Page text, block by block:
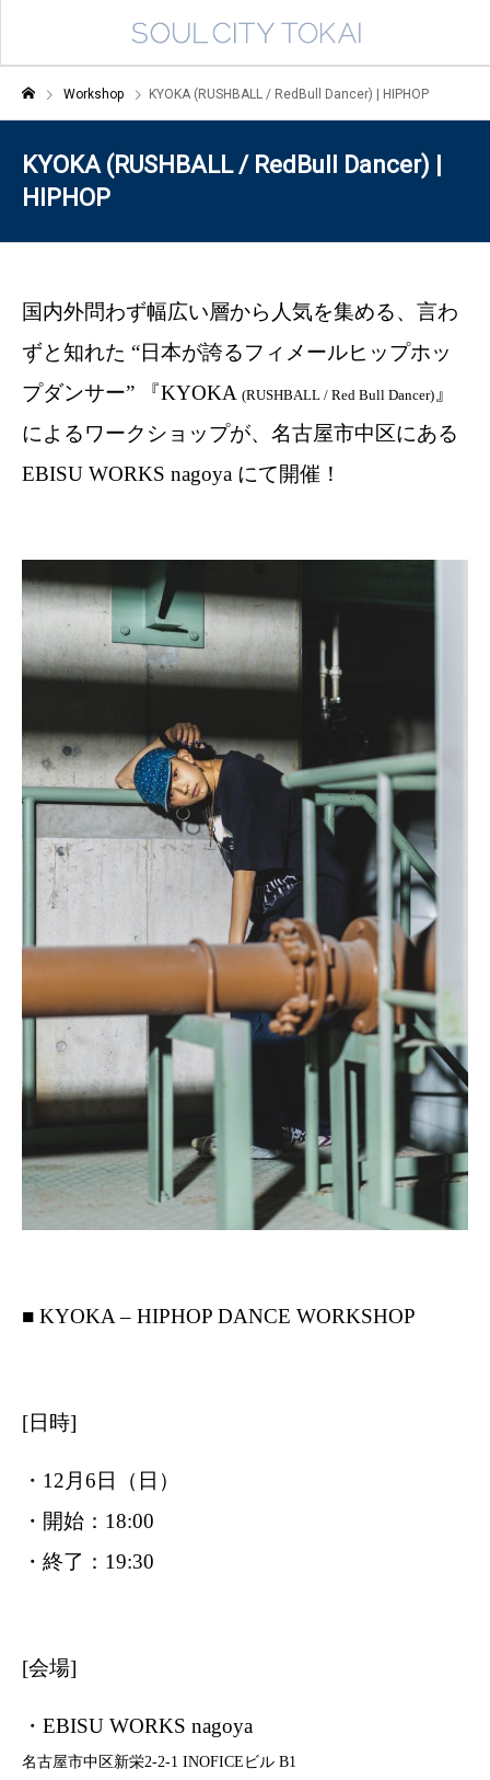
Workshop KYOKA (RUSHBALL / RedBull Dancer ) | HIPHOP
KYOKA (RUSHBALL / RedBull Dancer ) |
HIPHOP
国内外問わず幅広い層から人気を集める、言わ
ずと知れた “日本が誇るフィメールヒップホッ
プダンサー” 『KYOKA (RUSHBALL / Red Bull Dancer) 』
によるワークショップが、名古屋市中区にある
EBISU WORKS nagoya にて開催！
■ KYOKA – HIPHOP DANCE WORKSHOP
[日時]
・12月6日（日）
・開始：18:00
・終了：19:30
[会場]
・EBISU WORKS nagoya
名古屋市中区新栄2-2-1 INOFICEビル B1